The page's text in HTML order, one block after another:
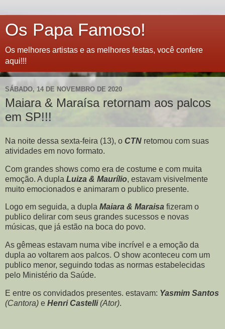
Os Papa Famoso!
Os melhores artistas e as melhores festas, você confere
aqui!!!
SÁBADO, 14 DE NOVEMBRO DE 2020
Maiara & Maraísa retornam aos palcos
em SP!!!
Na noite dessa sexta-feira (13), o CTN retomou com suas
atividades em novo formato.
Com grandes shows como era de costume e com muita
emoção. A dupla Luiza & Maurílio, estavam visivelmente
muito emocionados e animaram o publico presente.
Logo em seguida, a dupla Maiara & Maraisa fizeram o
publico delirar com seus grandes sucessos e novas
músicas, que já estão na boca do povo.
As gêmeas estavam numa vibe incrível e a emoção da
dupla ao voltarem aos palcos. O show aconteceu com um
publico menor, seguindo todas as normas estabelecidas
pelo Ministério da Saúde.
E entre os convidados presentes. estavam: Yasmim Santos
(Cantora) e Henri Castelli(Ator).